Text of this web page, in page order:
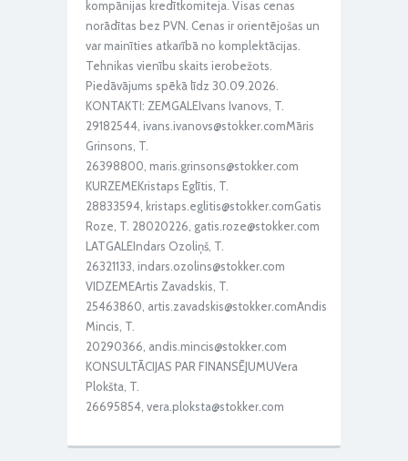
kompānijas kredītkomiteja. Visas cenas
norādītas bez PVN. Cenas ir orientējošas un
var mainīties atkarībā no komplektācijas.
Tehnikas vienību skaits ierobežots.
Piedāvājums spēkā līdz 30.09.2026.
KONTAKTI: ZEMGALEIvans Ivanovs, T.
29182544, ivans.ivanovs@stokker.comMāris
Grinsons, T.
26398800, maris.grinsons@stokker.com
KURZEMEKristaps Eglītis, T.
28833594, kristaps.eglitis@stokker.comGatis
Roze, T. 28020226, gatis.roze@stokker.com
LATGALEIndars Ozoliņš, T.
26321133, indars.ozolins@stokker.com
VIDZEMEArtis Zavadskis, T.
25463860, artis.zavadskis@stokker.comAndis
Mincis, T.
20290366, andis.mincis@stokker.com
KONSULTĀCIJAS PAR FINANSĒJUMUVera
Plokšta, T.
26695854, vera.ploksta@stokker.com